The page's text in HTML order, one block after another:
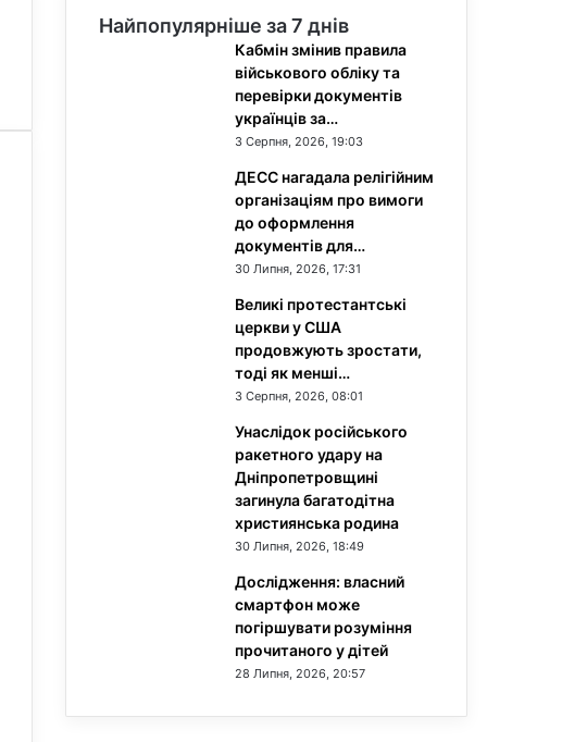
Найпопулярніше за 7 днів
Кабмін змінив правила
військового обліку та
перевірки документів
українців за…
3 Серпня, 2026, 19:03
ДЕСС нагадала релігійним
організаціям про вимоги
до оформлення
документів для…
30 Липня, 2026, 17:31
Великі протестантські
церкви у США
продовжують зростати,
тоді як менші…
3 Серпня, 2026, 08:01
Унаслідок російського
ракетного удару на
Дніпропетровщині
загинула багатодітна
християнська родина
30 Липня, 2026, 18:49
Дослідження: власний
смартфон може
погіршувати розуміння
прочитаного у дітей
28 Липня, 2026, 20:57